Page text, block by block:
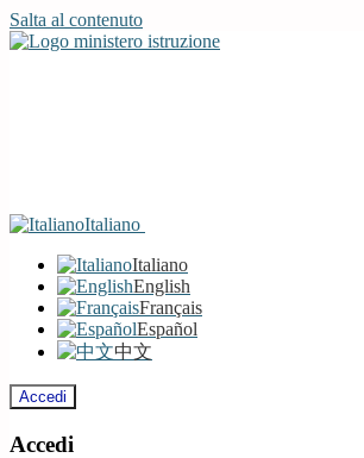
Salta al contenuto
Italiano
Italiano
English
Français
Español
中文
Accedi
Accedi